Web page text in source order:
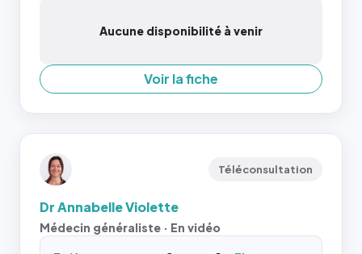
Aucune disponibilité à venir
Voir la fiche
Téléconsultation
Dr Annabelle Violette
Médecin généraliste · En vidéo